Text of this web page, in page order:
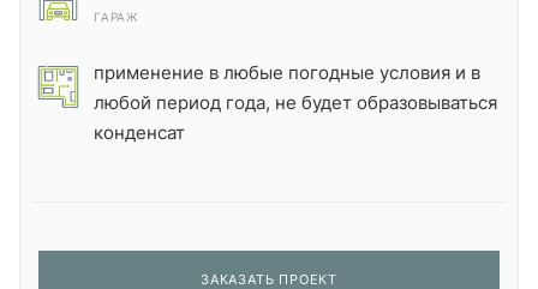
ГАРАЖ
применение в любые погодные условия и в
любой период года, не будет образовываться
конденсат
ЗАКАЗАТЬ ПРОЕКТ